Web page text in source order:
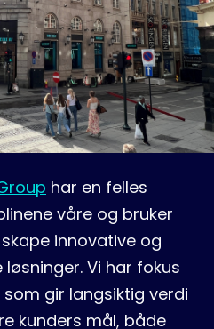
har en felles
våre og bruker
innovative og
Vi har fokus
gir langsiktig verdi
kunders mål, både